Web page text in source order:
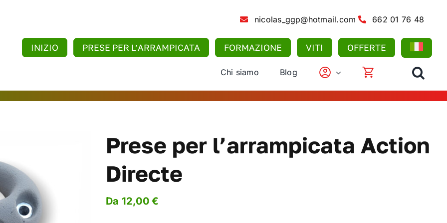
nicolas_ggp@hotmail.com 662 01 76 48
INIZIO PRESE PER L’ARRAMPICATA FORMAZIONE VITI OFFERTE
Chi siamo Blog
Prese per l’arrampicata Action
Directe
Da 12,00€